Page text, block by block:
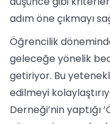
adım öne çıkmayı
Öğrencilik
geleceğe yönelik
getiriyor. Bu
edilmeyi
Derneği’nin yaptığı